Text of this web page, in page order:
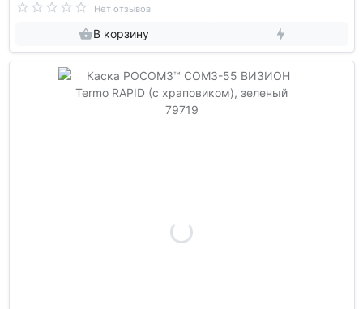
Нет отзывов
В корзину